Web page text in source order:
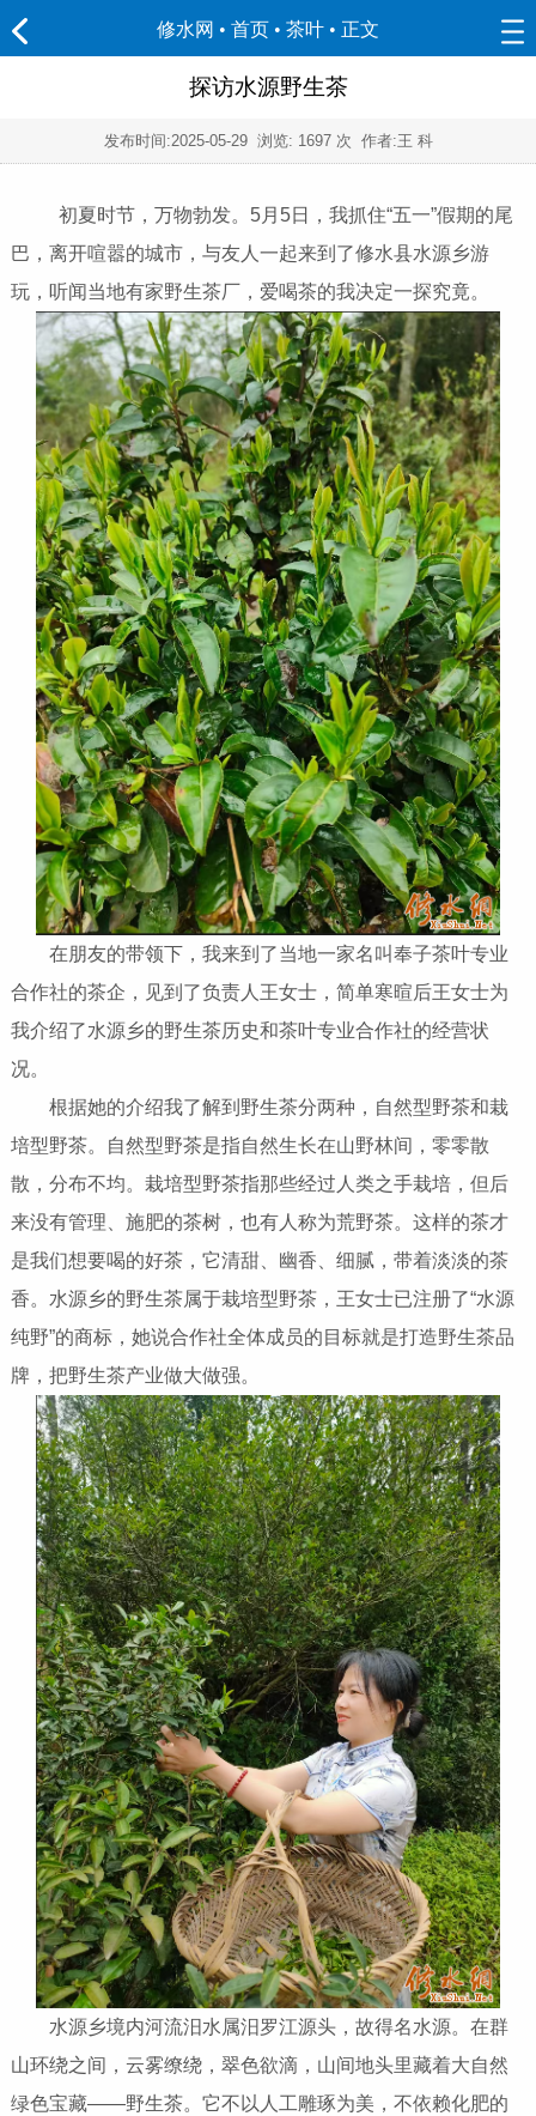
修水网 • 首页 • 茶叶 • 正文
探访水源野生茶
发布时间:2025-05-29浏览: 1697 次 作者:王 科
初夏时节，万物勃发。5月5日，我抓住“五一”假期的尾
巴，离开喧嚣的城市，与友人一起来到了修水县水源乡游
玩，听闻当地有家野生茶厂，爱喝茶的我决定一探究竟。
在朋友的带领下，我来到了当地一家名叫奉子茶叶专业
合作社的茶企，见到了负责人王女士，简单寒暄后王女士为
我介绍了水源乡的野生茶历史和茶叶专业合作社的经营状
况。
根据她的介绍我了解到野生茶分两种，自然型野茶和栽
培型野茶。自然型野茶是指自然生长在山野林间，零零散
散，分布不均。栽培型野茶指那些经过人类之手栽培，但后
来没有管理、施肥的茶树，也有人称为荒野茶。这样的茶才
是我们想要喝的好茶，它清甜、幽香、细腻，带着淡淡的茶
香。水源乡的野生茶属于栽培型野茶，王女士已注册了“水源
纯野”的商标，她说合作社全体成员的目标就是打造野生茶品
牌，把野生茶产业做大做强。
水源乡境内河流汨水属汨罗江源头，故得名水源。在群
山环绕之间，云雾缭绕，翠色欲滴，山间地头里藏着大自然
绿色宝藏——野生茶。它不以人工雕琢为美，不依赖化肥的